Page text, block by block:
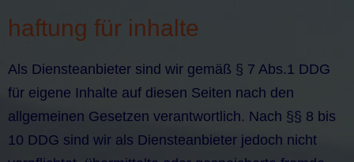
haftung für inhalte
Als Diensteanbieter sind wir gemäß § 7 Abs.1 DDG
für eigene Inhalte auf diesen Seiten nach den
allgemeinen Gesetzen verantwortlich. Nach §§ 8 bis
10 DDG sind wir als Diensteanbieter jedoch nicht